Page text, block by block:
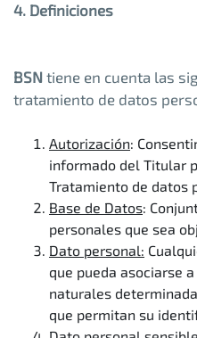
4. Definiciones
BSN tiene en cuenta las
tratamiento de datos
Autorización:
informado del Titular
Tratamiento de datos
Base de Datos:
personales que sea
Dato personal:
que pueda asociarse
naturales
que permitan su